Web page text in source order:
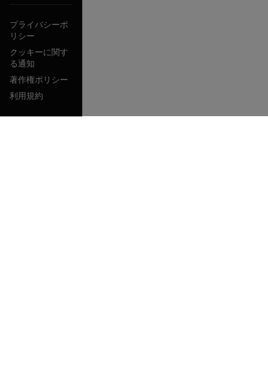
プライバシーポ
リシー
クッキーに関す
る通知
著作権ポリシー
利用規約